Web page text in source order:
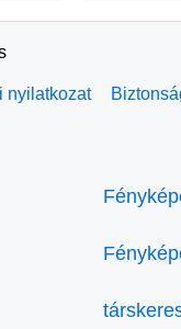
nyilatkozat